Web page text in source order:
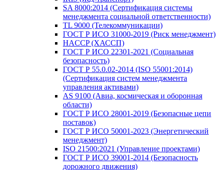
SA 8000:2014 (Сертификация системы
менеджмента социальной ответственности)
TL 9000 (Телекоммуникации)
ГОСТ Р ИСО 31000-2019 (Риск менеджмент)
HACCP (ХАССП)
ГОСТ Р ИСО 22301-2021 (Социальная
безопасность)
ГОСТ Р 55.0.02-2014 (ISO 55001:2014)
(Сертификация систем менеджмента
управления активами)
AS 9100 (Авиа, космическая и оборонная
области)
ГОСТ Р ИСО 28001-2019 (Безопасные цепи
поставок)
ГОСТ Р ИСО 50001-2023 (Энергетический
менеджмент)
ISO 21500:2021 (Управление проектами)
ГОСТ Р ИСО 39001-2014 (Безопасность
дорожного движения)